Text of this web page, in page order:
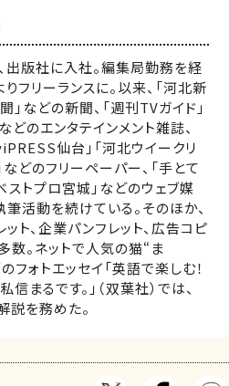
出版社に入社。編集局勤務を経
フリーランスに。以来、「河北新
」などの新聞、「週刊TVガイド」
どのエンタテインメント雑誌、
仙台」「河北ウイークリ
どのフリーペーパー、「手とて
ストプロ宮城」などのウェブ媒
活動を続けている。そのほか、
ト、企業パンフレット、広告コピ
数。ネットで人気の猫“ま
フォトエッセイ「英語で楽しむ！
まるです。」（双葉社）では、
説を務めた。